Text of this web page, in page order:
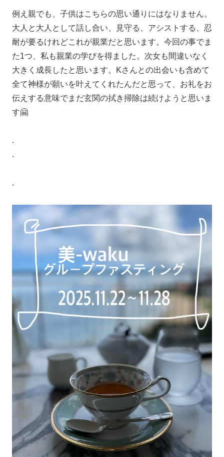
例え親でも、子供はこちらの思い通りにはなりません。
大人と大人として話し合い、見守る、アシストする、忍
耐が要るけれどこれが親業だと思います。今回の事でま
た1つ、私も親業の学びを得ました。次女も間違いなく
大きく成長したと思います。Kさんとの出会いも含めて
全て神様が願いを叶えてくれたんだと思って、お礼をお
伝えする意味でまだ玄関の拭き掃除は続けようと思いま
す🤗
.
.
.